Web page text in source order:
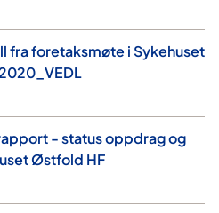
fra foretaksmøte i Sykehuset
- status oppdrag og
Østfold HF